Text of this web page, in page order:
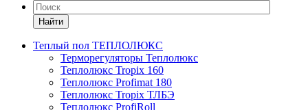
Найти
Теплый пол ТЕПЛОЛЮКС
Терморегуляторы Теплолюкс
Теплолюкс Tropix 160
Теплолюкс Profimat 180
Теплолюкс Tropix ТЛБЭ
Теплолюкс ProfiRoll